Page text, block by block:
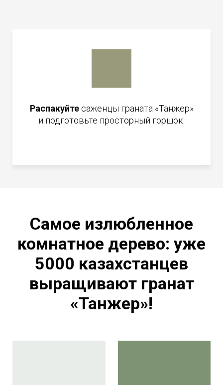
Распакуйте саженцы граната «Танжер»
и подготовьте просторный горшок.
Самое излюбленное
комнатное дерево: уже
5000 казахстанцев
выращивают гранат
«Танжер»!